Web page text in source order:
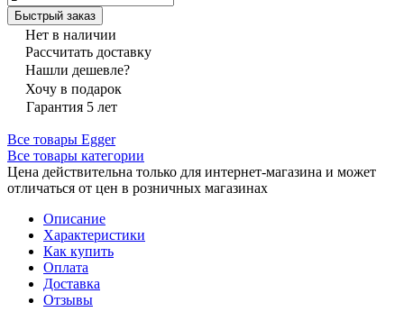
Быстрый заказ
Нет в наличии
Рассчитать доставку
Нашли дешевле?
Хочу в подарок
Гарантия 5 лет
Все товары Egger
Все товары категории
Цена действительна только для интернет-магазина и может
отличаться от цен в розничных магазинах
Описание
Характеристики
Как купить
Оплата
Доставка
Отзывы